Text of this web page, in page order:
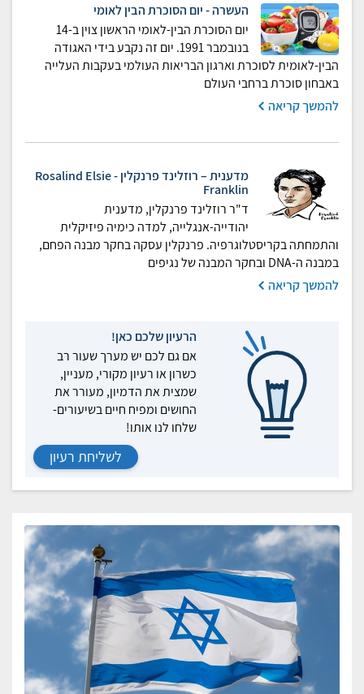
העשרה - יום הסוכרת הבין לאומי
יום הסוכרת הבין-לאומי הראשון צוין ב-14
בנובמבר 1991. יום זה נקבע בידי האגודה
הבין-לאומית לסוכרת וארגון הבריאות העולמי בעקבות העלייה
באבחון סוכרת ברחבי העולם
להמשך קריאה
מדענית – רוזלינד פרנקלין - Rosalind Elsie
Franklin
ד"ר רוזלינד פרנקלין, מדענית
יהודייה-אנגלייה, למדה כימיה פיזיקלית
והתמחתה בקריסטלוגרפיה. פרנקלין עסקה בחקר מבנה הפחם,
במבנה ה-DNA ובחקר המבנה של נגיפים
להמשך קריאה
הרעיון שלכם כאן!
אם גם לכם יש מערך שעור רב
כשרון או רעיון מקורי, מעניין,
שמצית את הדמיון, מעורר את
החושים ומפיח חיים בשיעורים-
שלחו לנו אותו!
לשליחת רעיון